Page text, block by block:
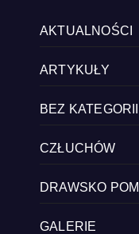
AKTUALNOŚCI
ARTYKUŁY
BEZ KATEGORII
CZŁUCHÓW
DRAWSKO
GALERIE